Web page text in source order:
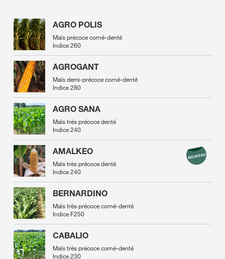
AGRO POLIS
Maïs précoce corné-denté
Indice 260
AGROGANT
Maïs demi-précoce corné-denté
Indice 280
AGRO SANA
Maïs très précoce denté
Indice 240
AMALKEO
Maïs très précoce denté
Indice 240
BERNARDINO
Maïs très précoce corné-denté
Indice F250
CABALIO
Maïs très précoce corné-denté
Indice 230